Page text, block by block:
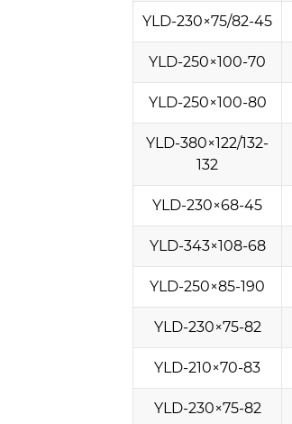
YLD-230×75/82-45
YLD-250×100-70
YLD-250×100-80
YLD-380×122/132-
132
YLD-230×68-45
YLD-343×108-68
YLD-250×85-190
YLD-230×75-82
YLD-210×70-83
YLD-230×75-82